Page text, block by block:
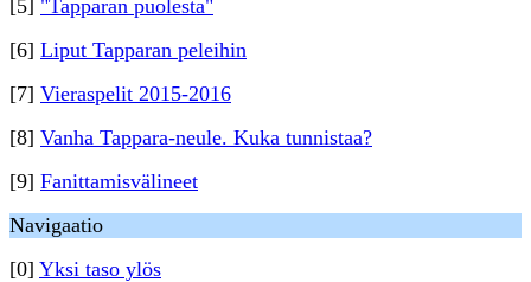
[5] "Tapparan puolesta"
[6] Liput Tapparan peleihin
[7] Vieraspelit 2015-2016
[8] Vanha Tappara-neule. Kuka tunnistaa?
[9] Fanittamisvälineet
Navigaatio
[0] Yksi taso ylös